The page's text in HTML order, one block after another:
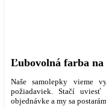
Ľubovolná farba na
Naše samolepky vieme
požiadaviek. Stačí
objednávke a my sa